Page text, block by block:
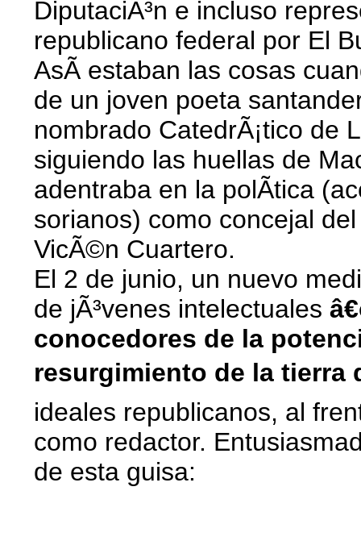
DiputaciÃ³n e incluso
republicano federal por El
AsÃ­ estaban las cosas
de un joven poeta
nombrado CatedrÃ¡tico de
siguiendo las huellas de
adentraba en la polÃ­tica
sorianos) como concejal
VicÃ©n Cuartero.
El 2 de junio, un nuevo
de jÃ³venes intelectuales
conocedores de la
resurgimiento de la tierra
ideales republicanos, al
como redactor.
de esta guisa: